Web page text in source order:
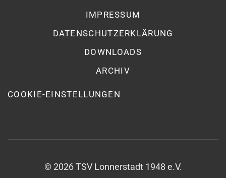
IMPRESSUM
DATENSCHUTZ­ERKLÄRUNG
DOWNLOADS
ARCHIV
COOKIE-EINSTELLUNGEN
© 2026TSV Lonnerstadt 1948 e.V.